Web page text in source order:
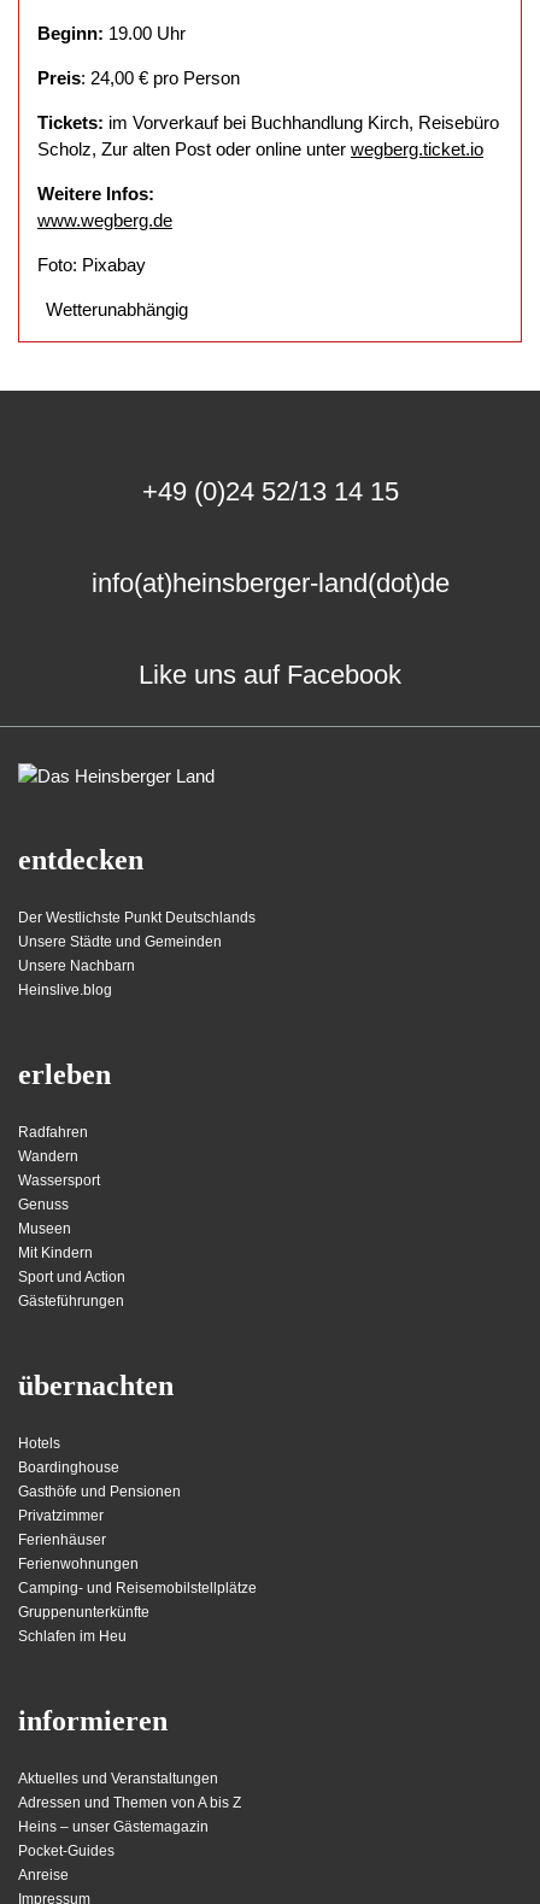
Beginn: 19.00 Uhr
Preis: 24,00 € pro Person
Tickets: im Vorverkauf bei Buchhandlung Kirch, Reisebüro
Scholz, Zur alten Post oder online unter wegberg.ticket.io
Weitere Infos:
www.wegberg.de
Foto: Pixabay
Wetterunabhängig
+49 (0)24 52/13 14 15
info(at)heinsberger-land(dot)de
Like uns auf Facebook
entdecken
Der Westlichste Punkt Deutschlands
Unsere Städte und Gemeinden
Unsere Nachbarn
Heinslive.blog
erleben
Radfahren
Wandern
Wassersport
Genuss
Museen
Mit Kindern
Sport und Action
Gästeführungen
übernachten
Hotels
Boardinghouse
Gasthöfe und Pensionen
Privatzimmer
Ferienhäuser
Ferienwohnungen
Camping- und Reisemobilstellplätze
Gruppenunterkünfte
Schlafen im Heu
informieren
Aktuelles und Veranstaltungen
Adressen und Themen von A bis Z
Heins – unser Gästemagazin
Pocket-Guides
Anreise
Impressum